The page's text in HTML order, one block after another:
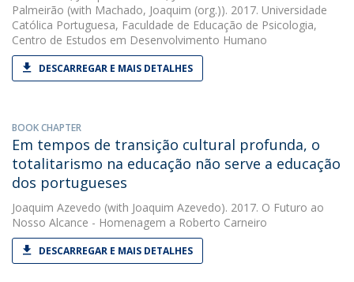
Palmeirão (with Machado, Joaquim (org.)). 2017. Universidade
Católica Portuguesa, Faculdade de Educação de Psicologia,
Centro de Estudos em Desenvolvimento Humano
DESCARREGAR E MAIS DETALHES
BOOK CHAPTER
Em tempos de transição cultural profunda, o
totalitarismo na educação não serve a educação
dos portugueses
Joaquim Azevedo (with Joaquim Azevedo). 2017. O Futuro ao
Nosso Alcance - Homenagem a Roberto Carneiro
DESCARREGAR E MAIS DETALHES